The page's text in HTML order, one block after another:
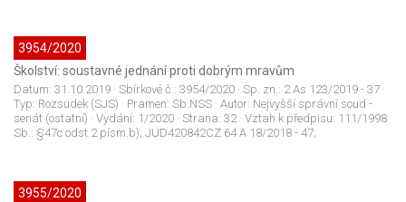
3954/2020
Školství: soustavné jednání proti dobrým mravům
Datum: 31.10.2019 · Sbírkové č.: 3954/2020 · Sp. zn.: 2 As 123/2019 - 37 ·
Typ: Rozsudek (SJS) · Pramen: Sb.NSS · Autor: Nejvyšší správní soud -
senát (ostatní) · Vydání: 1/2020 · Strana: 32· Vztah k předpisu: 111/1998
Sb.: §47c odst.2 písm.b); JUD420842CZ 64 A 18/2018 - 47;
3955/2020